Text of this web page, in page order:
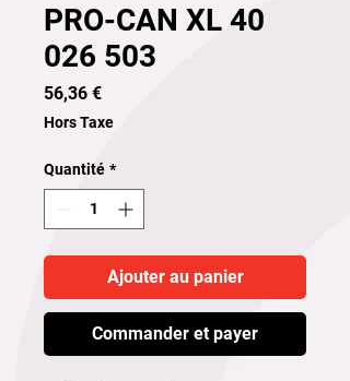
PRO-CAN XL 40
026 503
56,36 €Prix
Hors Taxe
Quantité *
Ajouter au panier
Commander et payer